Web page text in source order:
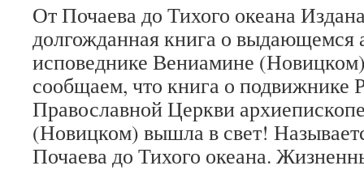
От Почаева до Тихого океана
долгожданная книга о выдающемся
исповеднике Вениамине
сообщаем, что книга о подвижнике
Православной Церкви
(Новицком) вышла в свет!
Почаева до Тихого океана.